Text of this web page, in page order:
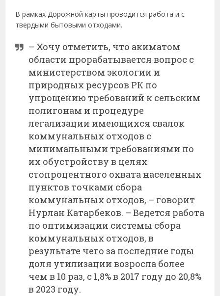
В рамках Дорожной карты проводится работа и с
твердыми бытовыми отходами.
– Хочу отметить, что акиматом
области прорабатывается вопрос с
министерством экологии и
природных ресурсов РК по
упрощению требований к сельским
полигонам и процедуре
легализации имеющихся свалок
коммунальных отходов с
минимальными требованиями по
их обустройству в целях
стопроцентного охвата населенных
пунктов точками сбора
коммунальных отходов, – говорит
Нурлан Катарбеков. – Ведется работа
по оптимизации системы сбора
коммунальных отходов, в
результате чего за последние годы
доля утилизации возросла более
чем в 10 раз, с 1,8% в 2017 году до 20,8%
в 2023 году.